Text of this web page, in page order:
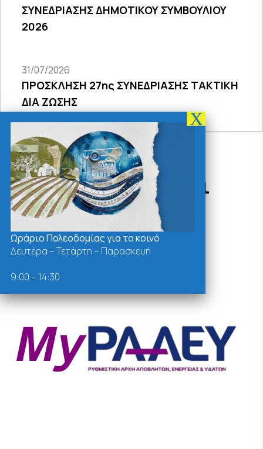
ΣΥΝΕΔΡΙΑΣΗΣ ΔΗΜΟΤΙΚΟΥ ΣΥΜΒΟΥΛΙΟΥ
2026
31/07/2026
ΠΡΟΣΚΛΗΣΗ 27ης ΣΥΝΕΔΡΙΑΣΗΣ ΤΑΚΤΙΚΗ
ΔΙΑ ΖΩΣΗΣ
Δράσεις - Χρήσιμοι
Σύνδεσμοι
Ωράριο Πολεοδομίας για το κοινό
Δευτέρα – Τετάρτη – Παρασκευή
9:00 – 14:30